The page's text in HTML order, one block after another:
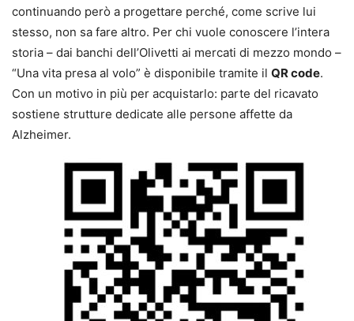
continuando però a progettare perché, come scrive lui
stesso, non sa fare altro. Per chi vuole conoscere l’intera
storia – dai banchi dell’Olivetti ai mercati di mezzo mondo –
“Una vita presa al volo” è disponibile tramite il QR code.
Con un motivo in più per acquistarlo: parte del ricavato
sostiene strutture dedicate alle persone affette da
Alzheimer.